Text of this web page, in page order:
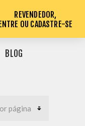
REVENDEDOR,
ENTRE OU CADASTRE-SE
BLOG